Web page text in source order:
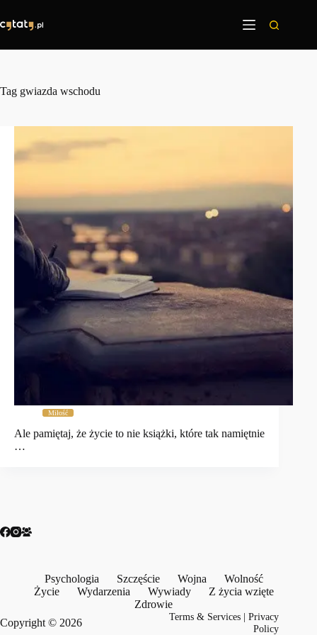
treści
Tag gwiazda wschodu
Miłość
Ale pamiętaj, że życie to nie książki, które tak namiętnie
…
Psychologia Szczęście Wojna
Wolność
Życie
Wydarzenia Wywiady
Z życia wzięte
Zdrowie
Copyright © 2026
Terms & Services |Privacy
Policy